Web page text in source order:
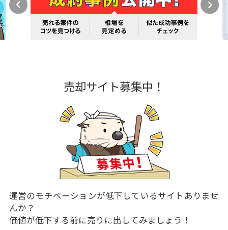
売却サイト募集中！
運営のモチベーションが低下しているサイトありませ
んか？
価値が低下する前に売りに出してみましょう！